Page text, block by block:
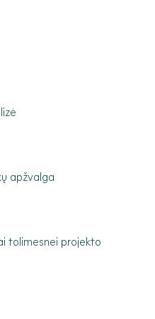
apžvalga
tolimesnei projekto